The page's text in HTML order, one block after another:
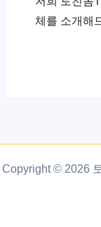
체를 소개해
Copyright © 2026